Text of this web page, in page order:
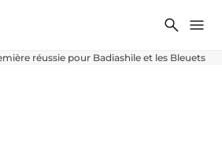
réussie pour Badiashile et les Bleuets